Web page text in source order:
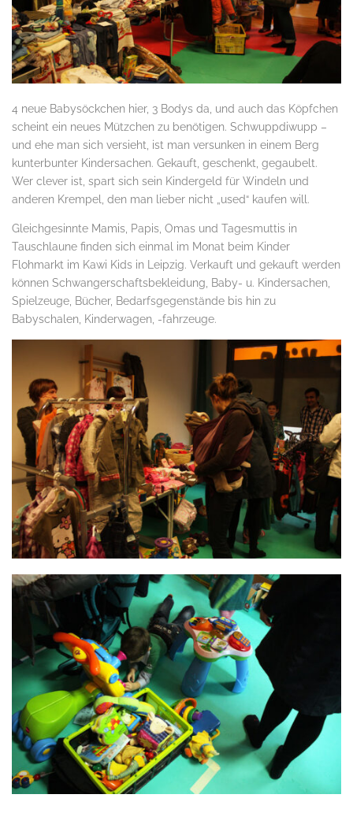
4 neue Babysöckchen hier, 3 Bodys da, und auch das Köpfchen
scheint ein neues Mützchen zu benötigen. Schwuppdiwupp –
und ehe man sich versieht, ist man versunken in einem Berg
kunterbunter Kindersachen. Gekauft, geschenkt, gegaubelt.
Wer clever ist, spart sich sein Kindergeld für Windeln und
anderen Krempel, den man lieber nicht „used“ kaufen will.
Gleichgesinnte Mamis, Papis, Omas und Tagesmuttis in
Tauschlaune finden sich einmal im Monat beim Kinder
Flohmarkt im Kawi Kids in Leipzig. Verkauft und gekauft werden
können Schwangerschaftsbekleidung, Baby- u. Kindersachen,
Spielzeuge, Bücher, Bedarfsgegenstände bis hin zu
Babyschalen, Kinderwagen, -fahrzeuge.